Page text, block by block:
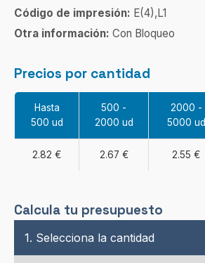
Código de impresión: E(4),L1
Otra información: Con Bloqueo
Precios por cantidad
Hasta
500 ud
500 -
2000 ud
2000 -
5000 ud
2.82 € 2.67 € 2.55 €
Calcula tu presupuesto
1. Selecciona la cantidad